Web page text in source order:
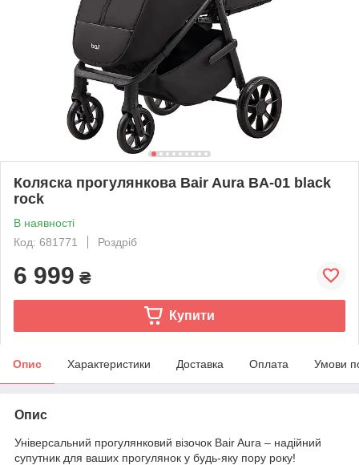
Коляска прогулянкова Bair Aura BA-01 black
rock
В наявності
Код: 681771
Роздріб
6 999 ₴
Купити
Опис Характеристики Доставка Оплата Умови
Опис
Універсальний прогулянковий візочок Bair Aura – надійний
супутник для ваших прогулянок у будь-яку пору року!